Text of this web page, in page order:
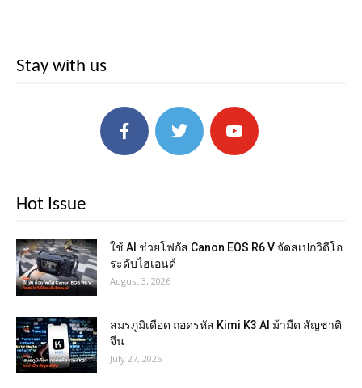
Stay with us
Hot Issue
ใช้ AI ช่วยโฟกัส Canon EOS R6 V จัดสเปกวิดีโอ
ระดับไฮเอนด์
August 3, 2026
สมรภูมิเดือด ถอดรหัส Kimi K3 AI ม้ามืด สัญชาติ
จีน
July 27, 2026